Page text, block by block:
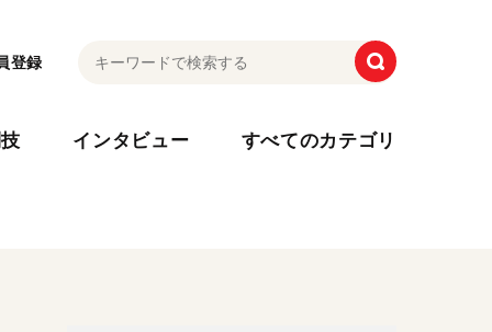
登録
インタビュー すべてのカテゴリ